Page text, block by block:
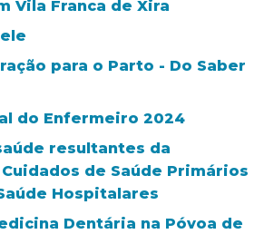
Vila Franca de Xira
para o Parto - Do Saber
do Enfermeiro 2024
resultantes da
de Saúde Primários
Hospitalares
Dentária na Póvoa de